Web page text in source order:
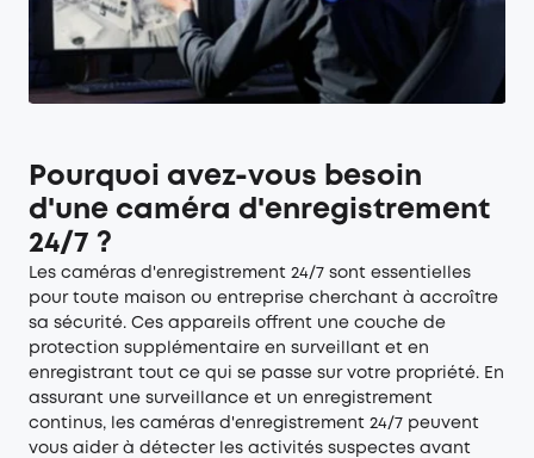
Pourquoi avez-vous besoin
d'une caméra d'enregistrement
24/7 ?
Les caméras d'enregistrement 24/7 sont essentielles
pour toute maison ou entreprise cherchant à accroître
sa sécurité. Ces appareils offrent une couche de
protection supplémentaire en surveillant et en
enregistrant tout ce qui se passe sur votre propriété. En
assurant une surveillance et un enregistrement
continus, les caméras d'enregistrement 24/7 peuvent
vous aider à détecter les activités suspectes avant